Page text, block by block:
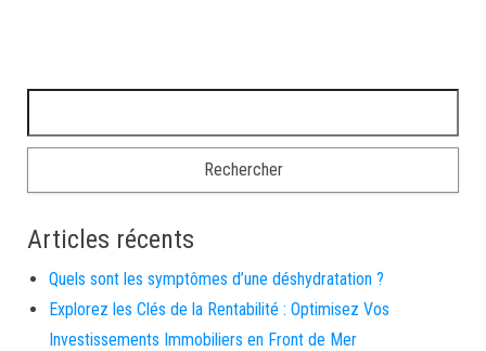
Articles récents
Quels sont les symptômes d’une déshydratation ?
Explorez les Clés de la Rentabilité : Optimisez Vos
Investissements Immobiliers en Front de Mer